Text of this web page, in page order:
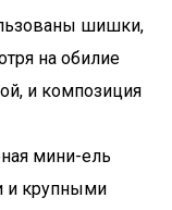
шишки,
на обилие
и композиция
мини-ель
и крупными